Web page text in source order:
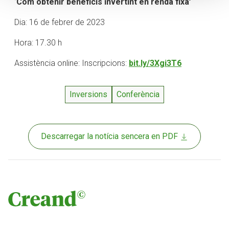
‘Com obtenir beneficis invertint en renda fixa’
Dia: 16 de febrer de 2023
Hora: 17.30 h
Assistència online: Inscripcions: bit.ly/3Xgi3T6
Inversions Conferència
Descarregar la notícia sencera en PDF